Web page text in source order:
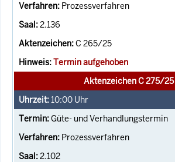
Prozessverfahren
2.136
C 265/25
Termin aufgehoben
Aktenzeichen C 275/25
10:00 Uhr
Güte- und Verhandlungstermin
Prozessverfahren
2.102